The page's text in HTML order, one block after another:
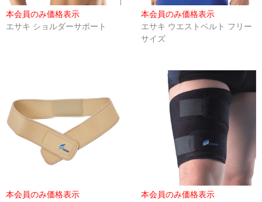
冷却用品
会員限定商品
セール特価品
キャンペーン
本会員のみ価格表示
エサキ ショルダーサポート
本会員のみ価格表示
エサキ ウエストベルト フリー
サイズ
本会員のみ価格表示
本会員のみ価格表示